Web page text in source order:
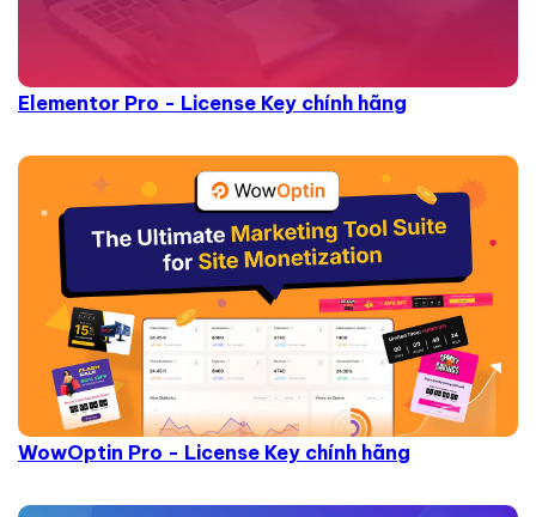
Elementor Pro - License Key chính hãng
WowOptin Pro - License Key chính hãng